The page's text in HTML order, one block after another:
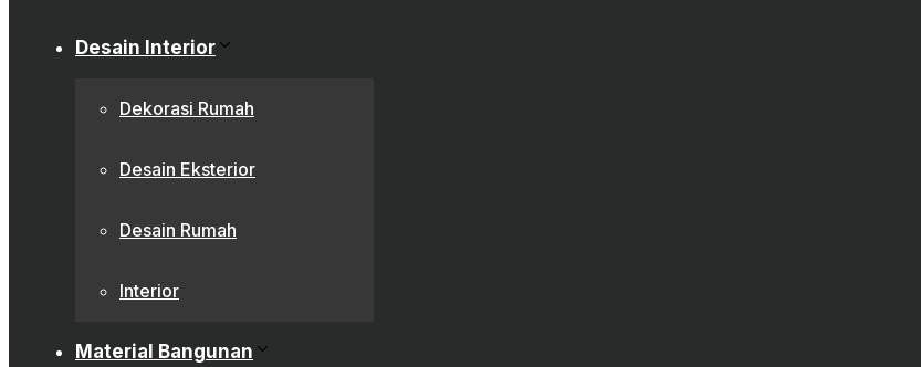
Desain Interior
Dekorasi Rumah
Desain Eksterior
Desain Rumah
Interior
Material Bangunan